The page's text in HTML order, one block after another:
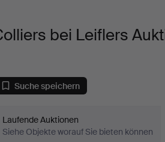
bei Leiflers
Suche speichern
Laufende Auktionen
Siehe Objekte worauf Sie bieten können